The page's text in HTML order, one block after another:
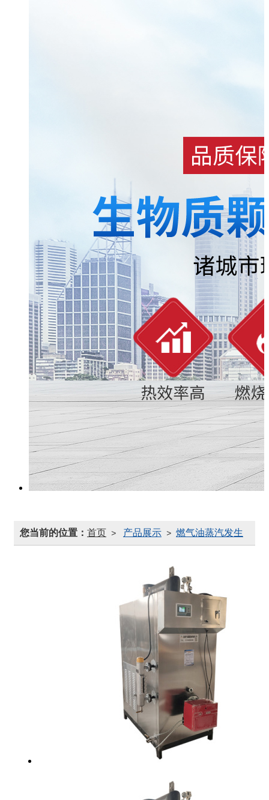
您当前的位置： 首页 > 产品展示 > 燃气油蒸汽发生